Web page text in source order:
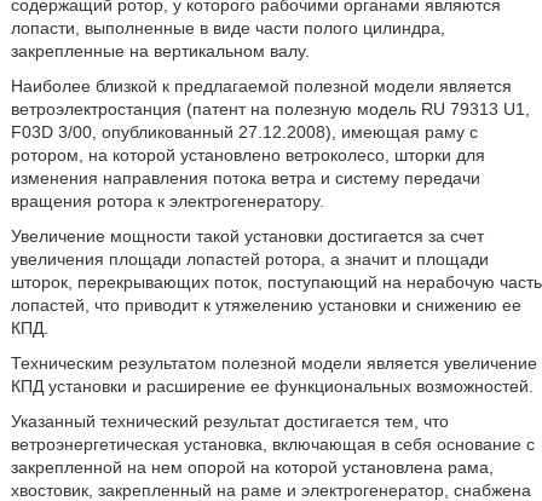
содержащий ротор, у которого рабочими органами являются
лопасти, выполненные в виде части полого цилиндра,
закрепленные на вертикальном валу.
Наиболее близкой к предлагаемой полезной модели является
ветроэлектростанция (патент на полезную модель RU 79313 U1,
F03D 3/00, опубликованный 27.12.2008), имеющая раму с
ротором, на которой установлено ветроколесо, шторки для
изменения направления потока ветра и систему передачи
вращения ротора к электрогенератору.
Увеличение мощности такой установки достигается за счет
увеличения площади лопастей ротора, а значит и площади
шторок, перекрывающих поток, поступающий на нерабочую часть
лопастей, что приводит к утяжелению установки и снижению ее
КПД.
Техническим результатом полезной модели является увеличение
КПД установки и расширение ее функциональных возможностей.
Указанный технический результат достигается тем, что
ветроэнергетическая установка, включающая в себя основание с
закрепленной на нем опорой на которой установлена рама,
хвостовик, закрепленный на раме и электрогенератор, снабжена